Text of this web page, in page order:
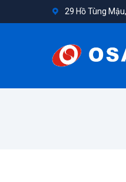
29 Hồ Tùng